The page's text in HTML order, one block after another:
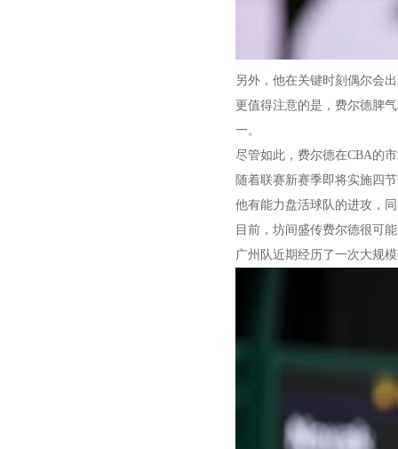
另外，他在关键时刻偶尔会
更值得注意的是，费尔德脾
一。
尽管如此，费尔德在CBA的
随着联赛新赛季即将实施四
他有能力盘活球队的进攻，
目前，坊间盛传费尔德很可
广州队近期经历了一次大规